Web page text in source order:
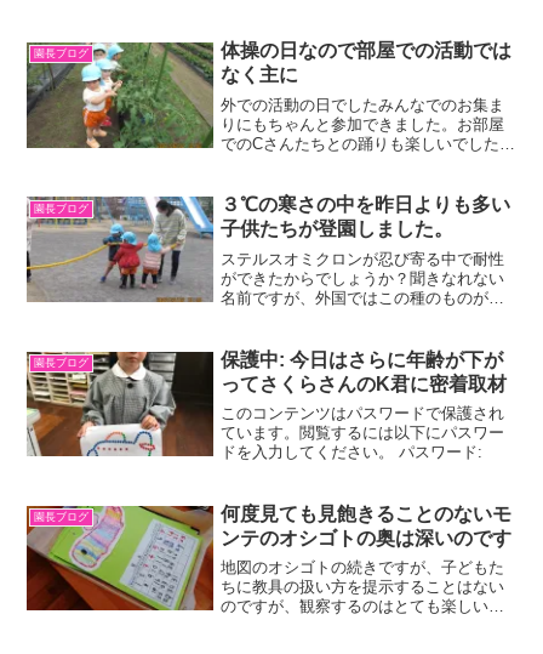
最後の大舞台がんばってほしいと思いま
す。今朝、建設会社の社...
園長ブログ
体操の日なので部屋での活動では
なく主に
外での活動の日でしたみんなでのお集ま
りにもちゃんと参加できました。お部屋
でのCさんたちとの踊りも楽しいでした
園長ブログ
３℃の寒さの中を昨日よりも多い
子供たちが登園しました。
ステルスオミクロンが忍び寄る中で耐性
ができたからでしょうか？聞きなれない
名前ですが、外国ではこの種のものが主
り抜けるそうなので名前からしてなんと
なく不気味ですね。ステル...
園長ブログ
保護中: 今日はさらに年齢が下が
ってさくらさんのK君に密着取材
このコンテンツはパスワードで保護され
ています。閲覧するには以下にパスワー
ドを入力してください。 パスワード:
園長ブログ
何度見ても見飽きることのないモ
ンテのオシゴトの奥は深いのです
地図のオシゴトの続きですが、子どもた
ちに教具の扱い方を提示することはない
のですが、観察するのはとても楽しいの